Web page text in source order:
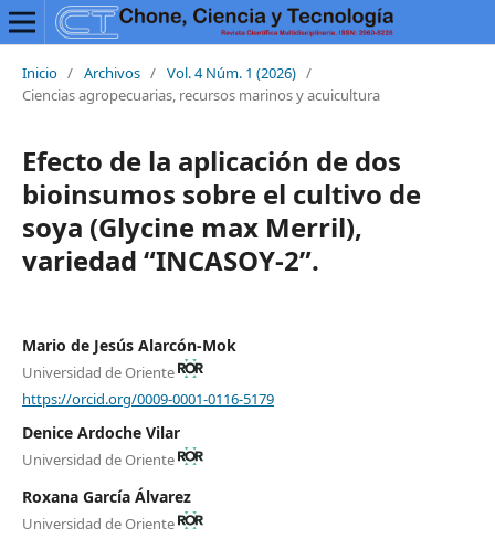
Inicio / Archivos / Vol. 4 Núm. 1 (2026) /
Ciencias agropecuarias, recursos marinos y acuicultura
Efecto de la aplicación de dos
bioinsumos sobre el cultivo de
soya (Glycine max Merril),
variedad “INCASOY-2”.
Mario de Jesús Alarcón-Mok
Universidad de Oriente
https://orcid.org/0009-0001-0116-5179
Denice Ardoche Vilar
Universidad de Oriente
Roxana García Álvarez
Universidad de Oriente